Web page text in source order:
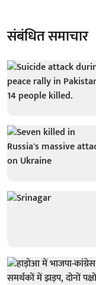
संबंधित समाचार